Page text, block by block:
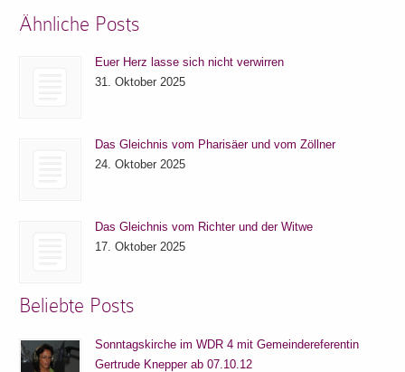
Ähnliche Posts
Euer Herz lasse sich nicht verwirren
31. Oktober 2025
Das Gleichnis vom Pharisäer und vom Zöllner
24. Oktober 2025
Das Gleichnis vom Richter und der Witwe
17. Oktober 2025
Beliebte Posts
Sonntagskirche im WDR 4 mit Gemeindereferentin
Gertrude Knepper ab 07.10.12